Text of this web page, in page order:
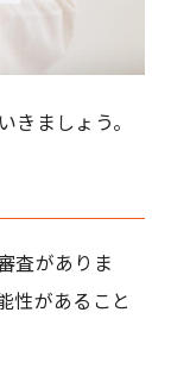
ましょう。
査がありま
性があること